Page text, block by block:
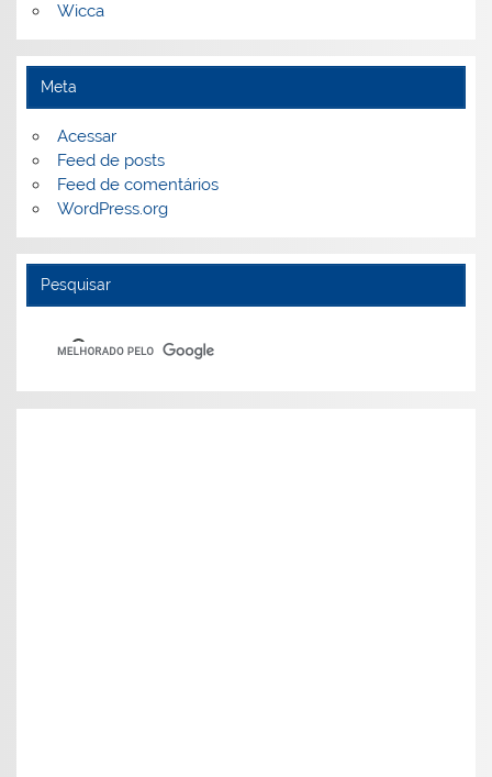
Wicca
Meta
Acessar
Feed de posts
Feed de comentários
WordPress.org
Pesquisar